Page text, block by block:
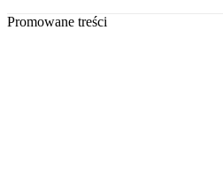
Promowane treści